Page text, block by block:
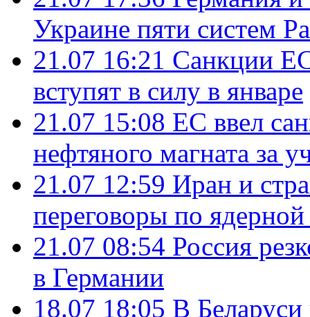
Украине пяти систем
21.07 16:21 Санкции
вступят в силу в январе
21.07 15:08 ЕС ввел
нефтяного магната за
21.07 12:59 Иран и
переговоры по
21.07 08:54 Россия
в Германии
18.07 18:05 В